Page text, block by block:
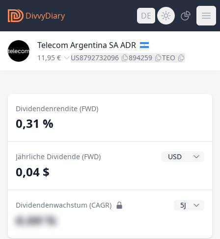
DivvyDiary DE
Telecom Argentina SA ADR
11,95 € US8792732096 894259 TEO
Dividendenrendite (FWD)
0,31 %
Jährliche Dividende (FWD)
0,04 $
Dividendenwachstum (CAGR) CAGR Jahre
#,## %